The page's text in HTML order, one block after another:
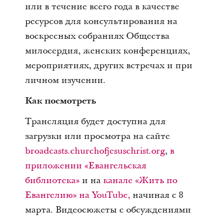
или в течение всего года в качестве
ресурсов для консультирования на
воскресных собраниях Общества
милосердия, женских конференциях,
мероприятиях, других встречах и при
личном изучении.
Как посмотреть
Трансляция будет доступна для
загрузки или просмотра на сайте
broadcasts.churchofjesuschrist.org, в
приложении «Евангельская
библиотека»и на канале «Жить по
Евангелию» на YouTube,начиная с 8
марта. Видеосюжеты с обсуждениями